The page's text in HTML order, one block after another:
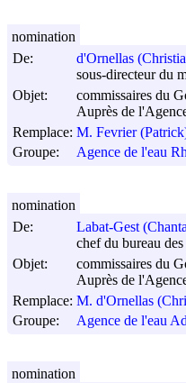
De:
d'Ornellas
sous-directeur du
Objet:
commissaires du
Auprès de
Remplace: M. Fevrier
Groupe:
Agence de l'eau
nomination
De:
Labat-Gest
chef du bureau
Objet:
commissaires du
Auprès de
Remplace: M. d'Ornellas
Groupe:
Agence de l'eau
nomination
nomination